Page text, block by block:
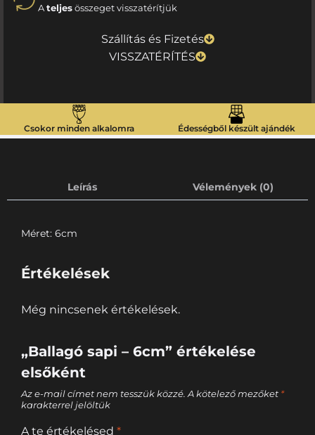
Ateljesösszeget visszatérítjük
Szállítás és Fizetés
VISSZATÉRÍTÉS
Csokor minden alkalomra Édességből készült ajándék
Leírás Vélemények (0)
Méret: 6cm
Értékelések
Még nincsenek értékelések.
„Ballagó sapi – 6cm” értékelése
elsőként
Az e-mail címet nem tesszük közzé. A kötelező mezőket *
karakterrel jelöltük
A te értékelésed *